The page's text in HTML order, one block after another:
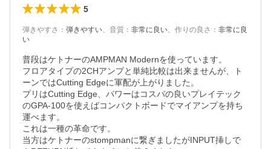
5
弾きやすさ ： 弾きやすい、 音質 ： 非常に良い、 作りの良さ ： 非常に良
い
普段はケトナーのAMPMAN Modernを使っています。
フロアタイプの2CHアンプと単純比較は出来ませんが、ト
ーンではCutting Edgeに軍配が上がりました。
プリはCutting Edge、パワーはコスパの良いプレイテック
のGPA-100を使えばコンパクトボードでマイアンプを持ち
運べます。
これは一種の革命です。
当方はケトナーのstompmanに繋ぎましたがINPUT挿しで